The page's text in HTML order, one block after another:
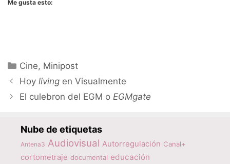
Me gusta esto:
Categorías
Cine, Minipost
Hoyliving en Visualmente
El culebron del EGM o EGMgate
Nube de etiquetas
Antena3 Audiovisual Autorregulación Canal+
cortometraje documental educación